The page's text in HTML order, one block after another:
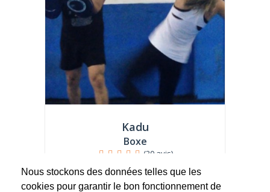
Kadu
Boxe
(30 avis)
"Ce qui ne me tue pas me rend plus fort" 25
ans d experience...
Nous stockons des données telles que les
cookies pour garantir le bon fonctionnement de